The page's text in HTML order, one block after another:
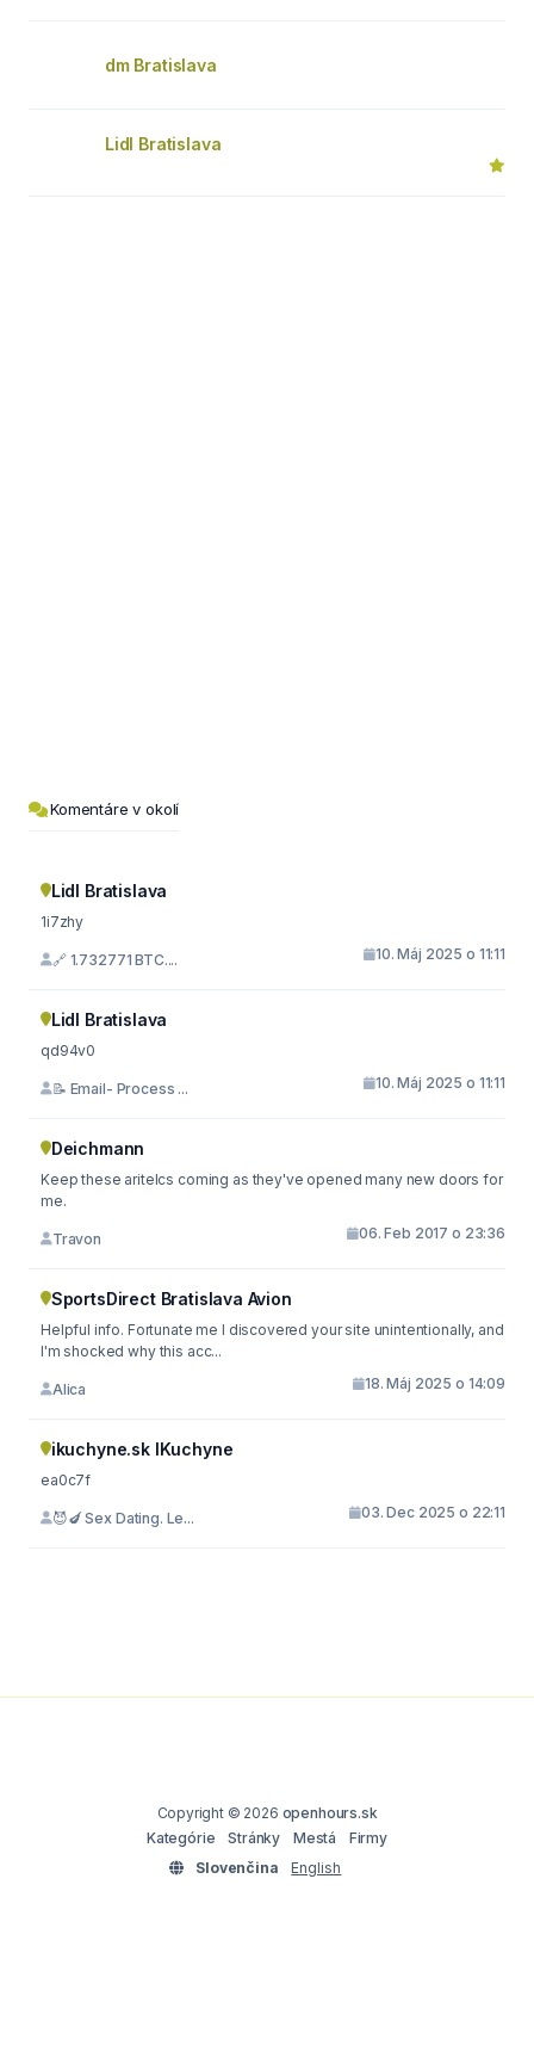
dm Bratislava
Lidl Bratislava
Komentáre v okolí
Lidl Bratislava
1i7zhy
🔗 1.732771 BTC.... 10. Máj 2025 o 11:11
Lidl Bratislava
qd94v0
📝 Email- Process ... 10. Máj 2025 o 11:11
Deichmann
Keep these aritelcs coming as they've opened many new doors for
me.
Travon 06. Feb 2017 o 23:36
SportsDirect Bratislava Avion
Helpful info. Fortunate me I discovered your site unintentionally, and
I'm shocked why this acc...
Alica 18. Máj 2025 o 14:09
ikuchyne.sk IKuchyne
ea0c7f
😈🍆 Sex Dating. Le... 03. Dec 2025 o 22:11
Copyright © 2026 openhours.sk
Kategórie
Stránky Mestá
Firmy
Slovenčina
English